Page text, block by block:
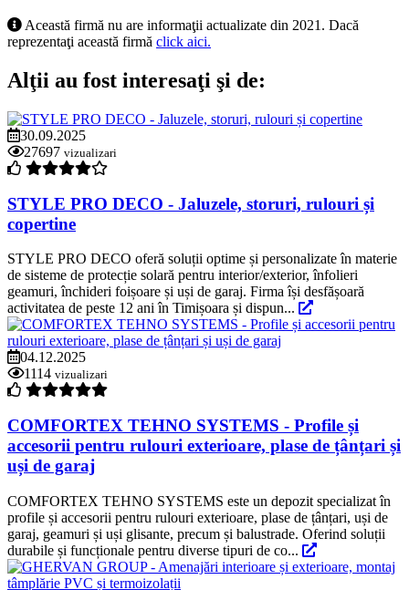
Această firmă nu are informaţii actualizate din 2021. Dacă
reprezentaţi această firmă click aici.
Alţii au fost interesaţi şi de:
30.09.2025
27697 vizualizari
STYLE PRO DECO - Jaluzele, storuri, rulouri și
copertine
STYLE PRO DECO oferă soluții optime și personalizate în materie
de sisteme de protecție solară pentru interior/exterior, înfolieri
geamuri, închideri foișoare și uși de garaj. Firma își desfășoară
activitatea de peste 12 ani în Timișoara și dispun...
04.12.2025
1114 vizualizari
COMFORTEX TEHNO SYSTEMS - Profile și
accesorii pentru rulouri exterioare, plase de țânțari și
uși de garaj
COMFORTEX TEHNO SYSTEMS este un depozit specializat în
profile și accesorii pentru rulouri exterioare, plase de țânțari, uși de
garaj, geamuri și uși glisante, precum și balustrade. Oferind soluții
durabile și funcționale pentru diverse tipuri de co...